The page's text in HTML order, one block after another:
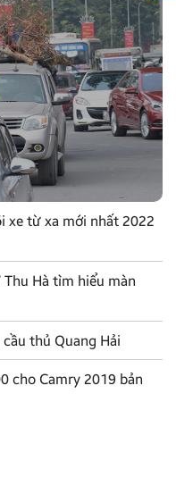
xe từ xa mới nhất 2022
Thu Hà tìm hiểu màn
thủ Quang Hải
cho Camry 2019 bản